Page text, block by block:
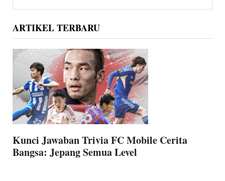
website
ARTIKEL TERBARU
Kunci Jawaban Trivia FC Mobile Cerita
Bangsa: Jepang Semua Level